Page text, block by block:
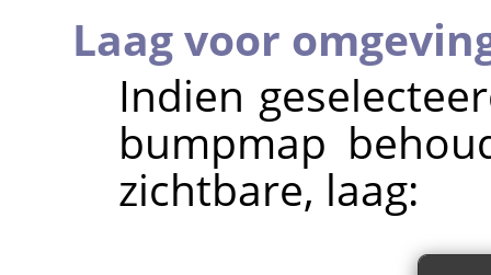
Laag voor
Indien
bumpmap
zichtbare, laag: